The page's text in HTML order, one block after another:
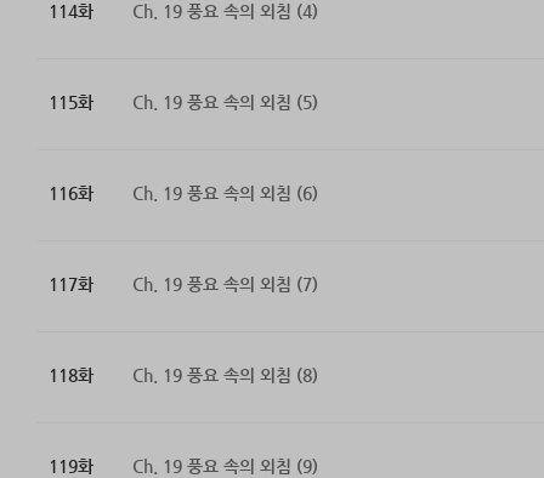
114화 Ch. 19 풍요 속의 외침 (4)
115화 Ch. 19 풍요 속의 외침 (5)
116화 Ch. 19 풍요 속의 외침 (6)
117화 Ch. 19 풍요 속의 외침 (7)
118화 Ch. 19 풍요 속의 외침 (8)
119화 Ch. 19 풍요 속의 외침 (9)